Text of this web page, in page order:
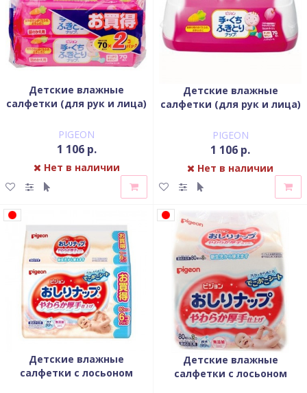
Детские влажные
салфетки (для рук и лица)
шт
PIGEON
1 106 р.
Нет в наличии
Детские влажные
салфетки (для рук и лица)
контейнер 70 шт
PIGEON
1 106 р.
Нет в наличии
Детские влажные
салфетки с лосьоном
Детские влажные
салфетки с лосьоном